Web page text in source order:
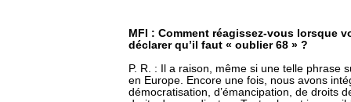
MFI : Comment réagissez-vous lorsque
déclarer qu’il faut « oublier 68 » ?
P. R. : Il a raison, même si une telle phrase
en Europe. Encore une fois, nous avons
démocratisation, d’émancipation, de droits